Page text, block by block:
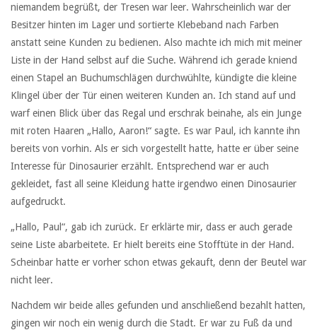
niemandem begrüßt, der Tresen war leer. Wahrscheinlich war der
Besitzer hinten im Lager und sortierte Klebeband nach Farben
anstatt seine Kunden zu bedienen. Also machte ich mich mit meiner
Liste in der Hand selbst auf die Suche. Während ich gerade kniend
einen Stapel an Buchumschlägen durchwühlte, kündigte die kleine
Klingel über der Tür einen weiteren Kunden an. Ich stand auf und
warf einen Blick über das Regal und erschrak beinahe, als ein Junge
mit roten Haaren „Hallo, Aaron!“ sagte. Es war Paul, ich kannte ihn
bereits von vorhin. Als er sich vorgestellt hatte, hatte er über seine
Interesse für Dinosaurier erzählt. Entsprechend war er auch
gekleidet, fast all seine Kleidung hatte irgendwo einen Dinosaurier
aufgedruckt.
„Hallo, Paul“, gab ich zurück. Er erklärte mir, dass er auch gerade
seine Liste abarbeitete. Er hielt bereits eine Stofftüte in der Hand.
Scheinbar hatte er vorher schon etwas gekauft, denn der Beutel war
nicht leer.
Nachdem wir beide alles gefunden und anschließend bezahlt hatten,
gingen wir noch ein wenig durch die Stadt. Er war zu Fuß da und